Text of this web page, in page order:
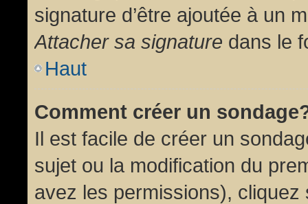
signature d’être ajoutée à un
Attacher sa signature dans le
Haut
Comment créer un
Il est facile de créer un
sujet ou la modification du
avez les permissions), cliquez